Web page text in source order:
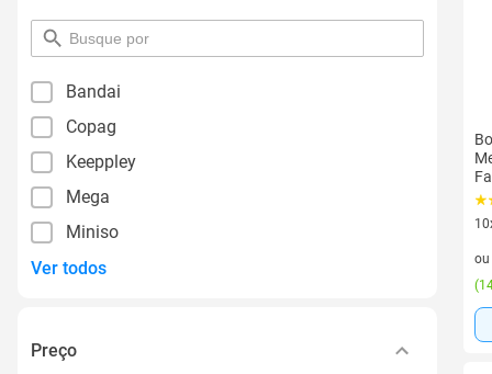
pesquisar
por
Bandai
Copag
Keeppley
Mega
Miniso
Ver todos
Preço
ou
(